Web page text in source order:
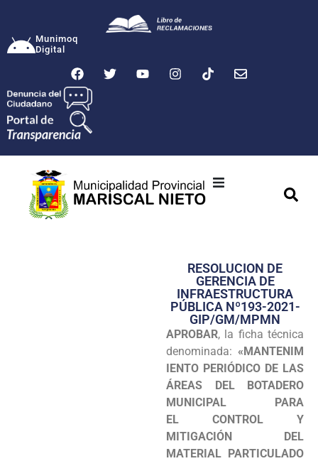
Munimoq
Digital
Transparencia
Seguridad
Programas
Intranet
RESOLUCION DE
GERENCIA DE
INFRAESTRUCTURA
PÚBLICA Nº193-2021-
GIP/GM/MPMN
APROBAR, la ficha técnica
denominada: «MANTENIM
IENTO PERIÓDICO DE LAS
ÁREAS DEL BOTADERO
MUNICIPAL PARA
EL CONTROL Y
MITIGACIÓN DEL
MATERIAL PARTICULADO